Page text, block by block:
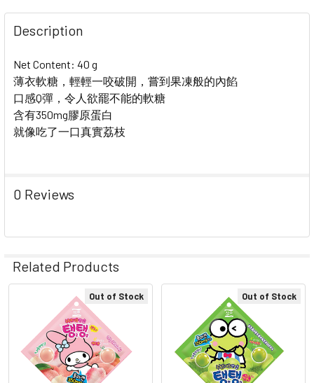
Description
Net Content: 40 g
薄衣軟糖，輕輕一咬破開，嘗到果凍般的內餡
口感Q彈，令人欲罷不能的軟糖
含有350mg膠原蛋白
就像吃了一口真實荔枝
0 Reviews
Related Products
Related
Products
Out of Stock Out of Stock